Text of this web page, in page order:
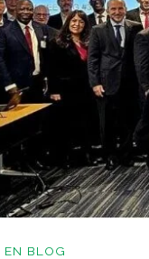
EN BLOG